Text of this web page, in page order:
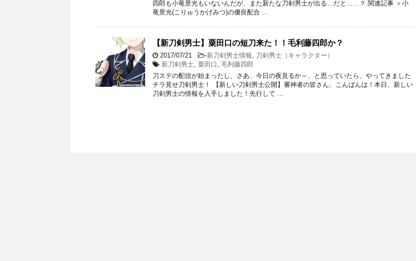
四郎も小竜景光もいないんだが、また新たな刀剣男士が出る…だと……？ 関連記事 ＞小
竜景光(こりゅうかげみつ)の優良配合 …
【新刀剣男士】粟田口の短刀来た！！毛利藤四郎か？
2017/07/21 -新刀剣男士情報
刀剣男士（キャラクター）
新刀剣男士 粟田口
毛利藤四郎
刀ステの配信が始まったし、さあ、今日の夜見るか～、と思っていたら、やってきました
チラ見せ刀剣男士！ 【新しい刀剣男士公開】審神者の皆さん、こんばんは！本日、新しい
刀剣男士の情報を入手しました！先行して …